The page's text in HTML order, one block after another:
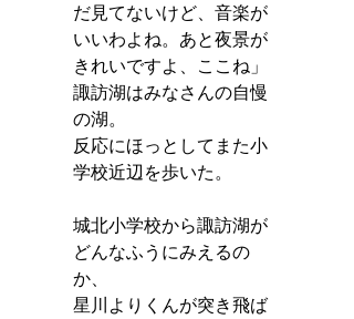
だ見てないけど、音楽が
いいわよね。あと夜景が
きれいですよ、ここね」
諏訪湖はみなさんの自慢
の湖。
反応にほっとしてまた小
学校近辺を歩いた。
城北小学校から諏訪湖が
どんなふうにみえるの
か、
星川よりくんが突き飛ば